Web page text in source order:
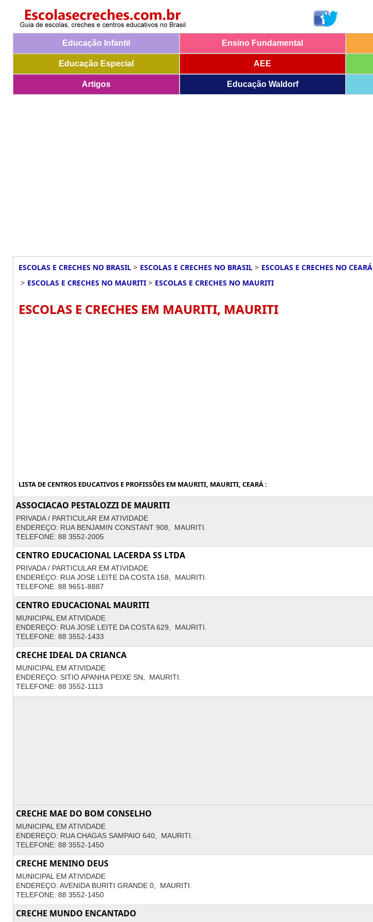
Educação Infantil Ensino Fundamental
Educação Especial AEE
Artigos Educação Waldorf
ESCOLAS E CRECHES NO BRASIL > ESCOLAS E CRECHES NO BRASIL > ESCOLAS E CRECHES NO CEARÁ
> ESCOLAS E CRECHES NO MAURITI > ESCOLAS E CRECHES NO MAURITI
ESCOLAS E CRECHES EM MAURITI, MAURITI
LISTA DE CENTROS EDUCATIVOS E PROFISSÕES EM MAURITI, MAURITI, CEARÁ :
ASSOCIACAO PESTALOZZI DE MAURITI
PRIVADA / PARTICULAR EM ATIVIDADE
ENDEREÇO: RUA BENJAMIN CONSTANT 908, MAURITI.
TELEFONE: 88 3552-2005
CENTRO EDUCACIONAL LACERDA SS LTDA
PRIVADA / PARTICULAR EM ATIVIDADE
ENDEREÇO: RUA JOSE LEITE DA COSTA 158, MAURITI.
TELEFONE: 88 9651-8887
CENTRO EDUCACIONAL MAURITI
MUNICIPAL EM ATIVIDADE
ENDEREÇO: RUA JOSE LEITE DA COSTA 629, MAURITI.
TELEFONE: 88 3552-1433
CRECHE IDEAL DA CRIANCA
MUNICIPAL EM ATIVIDADE
ENDEREÇO: SITIO APANHA PEIXE SN, MAURITI.
TELEFONE: 88 3552-1113
CRECHE MAE DO BOM CONSELHO
MUNICIPAL EM ATIVIDADE
ENDEREÇO: RUA CHAGAS SAMPAIO 640, MAURITI.
TELEFONE: 88 3552-1450
CRECHE MENINO DEUS
MUNICIPAL EM ATIVIDADE
ENDEREÇO: AVENIDA BURITI GRANDE 0, MAURITI.
TELEFONE: 88 3552-1450
CRECHE MUNDO ENCANTADO